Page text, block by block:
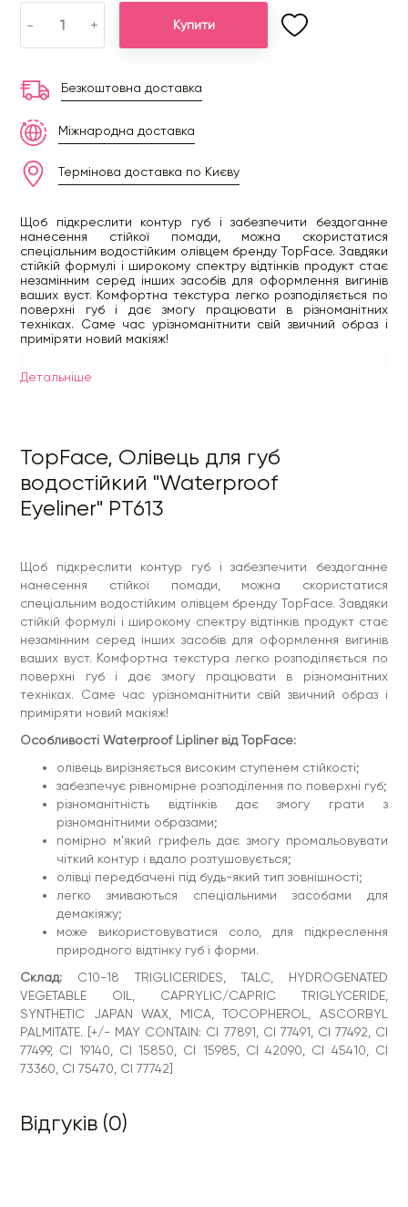
- + Купити
Безкоштовна доставка
Міжнародна доставка
Термінова доставка по Києву
Щоб підкреслити контур губ і забезпечити бездоганне
нанесення стійкої помади, можна скористатися
спеціальним водостійким олівцем бренду TopFace. Завдяки
стійкій формулі і широкому спектру відтінків продукт стає
незамінним серед інших засобів для оформлення вигинів
ваших вуст. Комфортна текстура легко розподіляється по
поверхні губ і дає змогу працювати в різноманітних
техніках. Саме час урізноманітнити свій звичний образ і
приміряти новий макіяж!
олівець вирізняється високим ступенем стійкості;
чіткий контур і вдало розтушовується;
олівці передбачені під будь-який тип зовнішності;
легко змиваються спеціальними засобами для
демакіяжу;
може використовуватися соло, для підкреслення
VEGETABLE OIL, CAPRYLIC/CAPRIC TRIGLYCERIDE,
SYNTHETIC JAPAN WAX, MICA, TOCOPHEROL, ASCORBYL
PALMITATE. [+/- MAY CONTAIN: CI 77891, CI 77491, CI 77492, CI
77499, CI 19140, CI 15850, CI 15985, CI 42090, CI 45410, CI
73360, CI 75470, CI 77742]
Детальнiше
TopFace, Олівець для губ
водостійкий "Waterproof
Eyeliner" PT613
Щоб підкреслити контур губ і забезпечити бездоганне
нанесення стійкої помади, можна скористатися
спеціальним водостійким олівцем бренду TopFace. Завдяки
стійкій формулі і широкому спектру відтінків продукт стає
незамінним серед інших засобів для оформлення вигинів
ваших вуст. Комфортна текстура легко розподіляється по
поверхні губ і дає змогу працювати в різноманітних
техніках. Саме час урізноманітнити свій звичний образ і
приміряти новий макіяж!
Особливості Waterproof Lipliner від TopFace:
олівець вирізняється високим ступенем стійкості;
забезпечує рівномірне розподілення по поверхні губ;
різноманітність відтінків дає змогу грати з
різноманітними образами;
помірно м'який грифель дає змогу промальовувати
чіткий контур і вдало розтушовується;
олівці передбачені під будь-який тип зовнішності;
легко змиваються спеціальними засобами для
демакіяжу;
може використовуватися соло, для підкреслення
природного відтінку губ і форми.
Склад: C10-18 TRIGLICERIDES, TALC, HYDROGENATED
VEGETABLE OIL, CAPRYLIC/CAPRIC TRIGLYCERIDE,
SYNTHETIC JAPAN WAX, MICA, TOCOPHEROL, ASCORBYL
PALMITATE. [+/- MAY CONTAIN: CI 77891, CI 77491, CI 77492, CI
77499, CI 19140, CI 15850, CI 15985, CI 42090, CI 45410, CI
73360, CI 75470, CI 77742]
Відгуків (0)